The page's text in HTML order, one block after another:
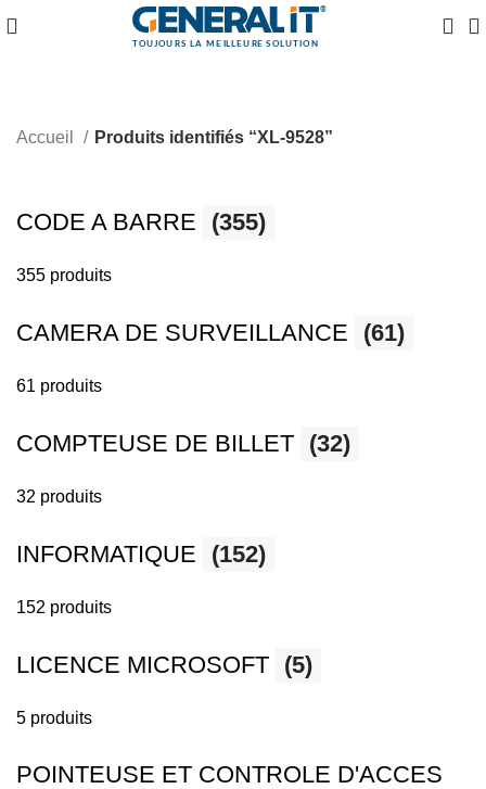
Accueil Produits identifiés “XL-9528”
CODE A BARRE (355)
355 produits
CAMERA DE SURVEILLANCE (61)
61 produits
COMPTEUSE DE BILLET (32)
32 produits
INFORMATIQUE (152)
152 produits
LICENCE MICROSOFT (5)
5 produits
POINTEUSE ET CONTROLE D'ACCES